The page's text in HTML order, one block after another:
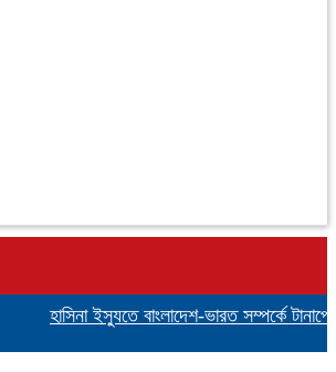
হাসিনা ইস্যুতে বাংলাদেশ-ভারত সম্পর্কে টানাপোড়েন